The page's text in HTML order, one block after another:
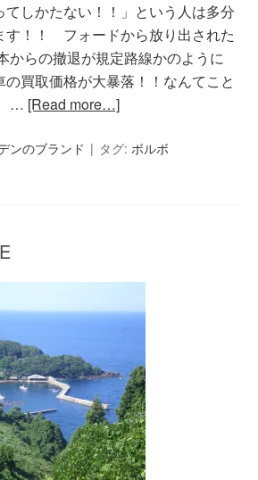
てしかたない！！」という人は多分
す！！ フォードから放り出された
からの撤退が規定路線かのように
買取価格が大暴落！！なんてこと
… [Read more…]
ンのブランド タグ:ボルボ